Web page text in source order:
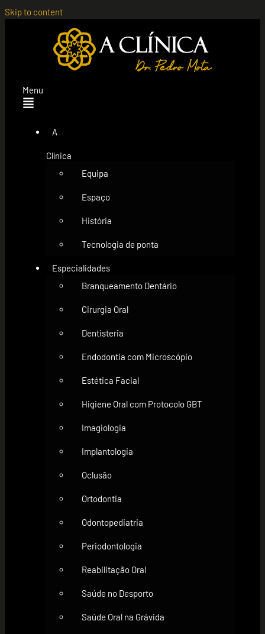
Skip to content
Menu
A
Clínica
Equipa
Espaço
História
Tecnologia de ponta
Especialidades
Branqueamento Dentário
Cirurgia Oral
Dentisteria
Endodontia com Microscópio
Estética Facial
Higiene Oral com Protocolo GBT
Imagiologia
Implantologia
Oclusão
Ortodontia
Odontopediatria
Periodontologia
Reabilitação Oral
Saúde no Desporto
Saúde Oral na Grávida